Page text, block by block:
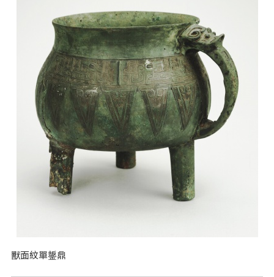
獸面紋單鋬鼎